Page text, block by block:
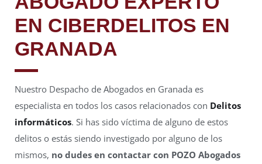
EN CIBERDELITOS EN
GRANADA
Nuestro Despacho de Abogados en Granada es
especialista en todos los casos relacionados con Delitos
informáticos. Si has sido víctima de alguno de estos
delitos o estás siendo investigado por alguno de los
mismos, no dudes en contactar con POZO Abogados